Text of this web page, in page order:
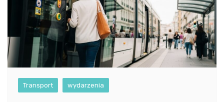
Transport wydarzenia